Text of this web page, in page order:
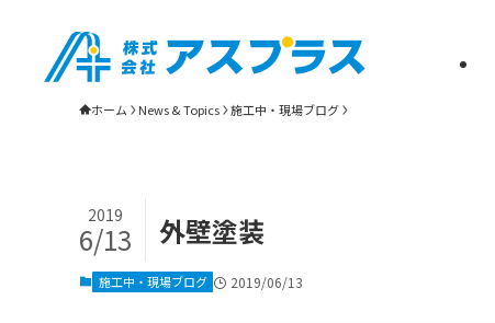
ホーム News & Topics 施工中・現場ブログ
外壁塗装
2019
6/13
施工中・現場ブログ 2019/06/13